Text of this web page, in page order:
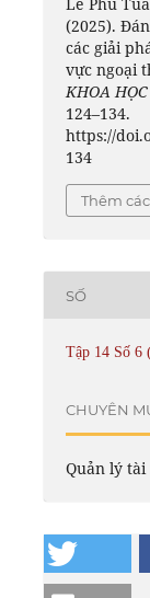
(2025).
các giải
vực ngoại
KHOA
124–134.
https://
134
Thêm
SỐ
Tập 14 Số 6
CHUYÊN
Quản lý